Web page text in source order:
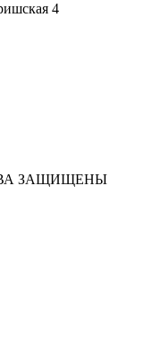
Петербург ул. Киришская 4
ЗАЩИЩЕНЫ